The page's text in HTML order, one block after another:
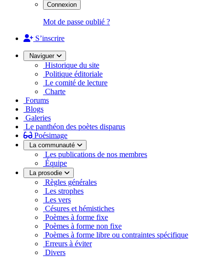
Connexion
Mot de passe oublié ?
S’inscrire
Naviguer
Historique du site
Politique éditoriale
Le comité de lecture
Charte
Forums
Blogs
Galeries
Le panthéon des poètes disparus
Poésimage
La communauté
Les publications de nos membres
Équipe
La prosodie
Règles générales
Les strophes
Les vers
Césures et hémistiches
Poèmes à forme fixe
Poèmes à forme non fixe
Poèmes à forme libre ou contraintes spécifique
Erreurs à éviter
Divers